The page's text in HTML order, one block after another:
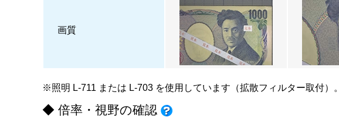
画質
※照明 L-711 または L-703 を使用しています（拡散フィルター取付）。
◆ 倍率・視野の確認